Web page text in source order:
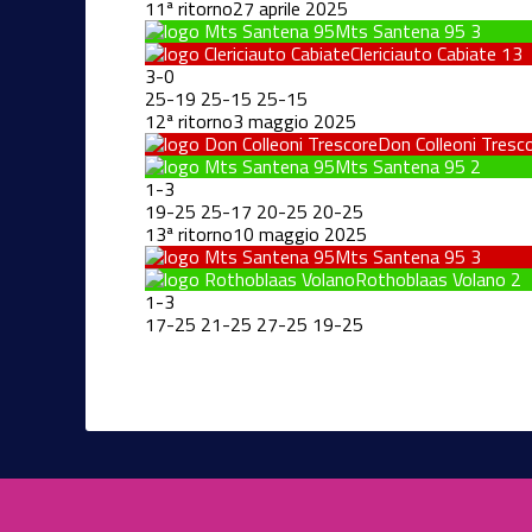
11ª ritorno27 aprile 2025
Mts Santena 95 3
Clericiauto Cabiate 13
3-0
25-19 25-15 25-15
12ª ritorno3 maggio 2025
Don Colleoni
Mts Santena 95 2
1-3
19-25 25-17 20-25 20-25
13ª ritorno10 maggio 2025
Mts Santena 95 3
Rothoblaas Volano 2
1-3
17-25 21-25 27-25 19-25